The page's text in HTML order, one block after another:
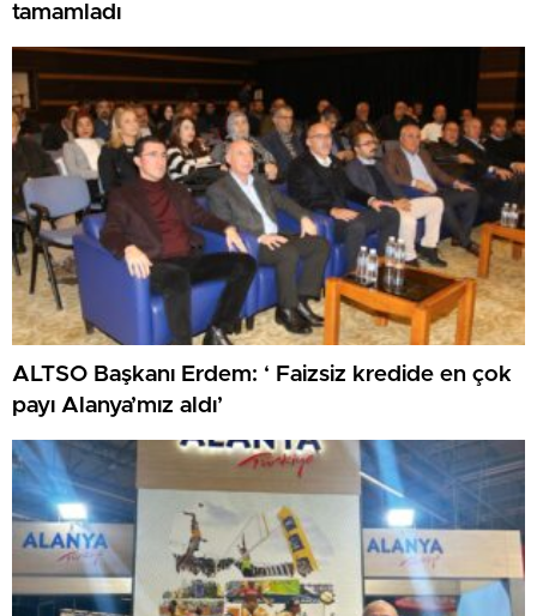
tamamladı
ALTSO Başkanı Erdem: ‘ Faizsiz kredide en çok
payı Alanya’mız aldı’